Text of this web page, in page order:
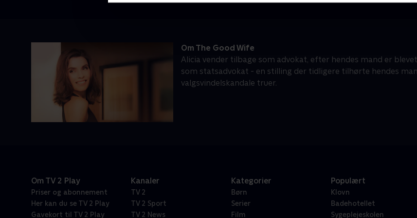
Om The Good Wife
Alicia vender tilbage som advokat, efter hendes mand er
som statsadvokat - en stilling der tidligere tilhørte hendes
valgsvindelskandale truer.
Om TV 2 Play
Priser og abonnement
Her kan du se TV 2 Play
Gavekort til TV 2 Play
Kanaler
TV 2
TV 2 Sport
TV 2 News
Kategorier
Børn
Serier
Film
Populært
Klovn
Badehotellet
Sygeplejeskolen